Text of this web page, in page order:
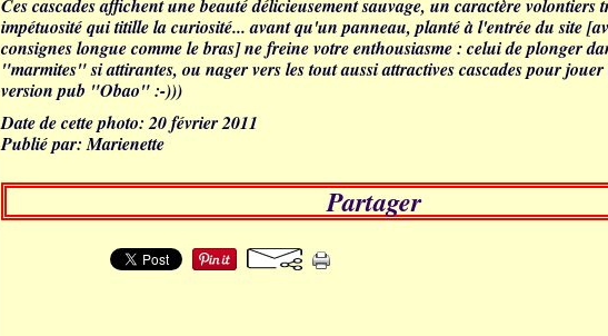
Ces cascades affichent une beauté délicieusement sauvage, un caractère volontiers
impétuosité qui titille la curiosité... avant qu'un panneau, planté à l'entrée du site
consignes longue comme le bras] ne freine votre enthousiasme : celui de plonger
"marmites" si attirantes, ou nager vers les tout aussi attractives cascades pour
version pub "Obao" :-)))
Date de cette photo: 20 février 2011
Publié par: Marienette
Partager